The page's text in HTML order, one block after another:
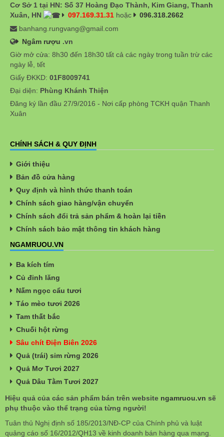
Cơ Sở 1 tại HN: Số 37 Hoàng Đạo Thành, Kim Giang, Thanh
Xuân, HN
097.169.31.31 hoặc
096.318.2662
banhang.rungvang@gmail.com
Ngâm rượu .vn
Giờ mở cửa: 8h30 đến 18h30 tất cả các ngày trong tuần trừ các
ngày lễ, tết
Giấy ĐKKD: 01F8009741
Đại diện: Phùng Khánh Thiện
Đăng ký lần đầu 27/9/2016 - Nơi cấp phòng TCKH quận Thanh
Xuân
CHÍNH SÁCH & QUY ĐỊNH
Giới thiệu
Bản đồ cửa hàng
Quy định và hình thức thanh toán
Chính sách giao hàng/vận chuyển
Chính sách đổi trả sản phẩm & hoàn lại tiền
Chính sách bảo mật thông tin khách hàng
NGAMRUOU.VN
Ba kích tím
Củ đinh lăng
Nấm ngọc cẩu tươi
Táo mèo tươi 2026
Tam thất bắc
Chuối hột rừng
Sâu chít Điện Biên 2026
Quả (trái) sim rừng 2026
Quả Mơ Tươi 2027
Quả Dâu Tằm Tươi 2027
Hiệu quả của các sản phẩm bán trên website ngamruou.vn sẽ
phụ thuộc vào thể trạng của từng người!
Tuân thủ Nghị định số 185/2013/NĐ-CP của Chính phủ và luật
quảng cáo số 16/2012/QH13 về kinh doanh bán hàng qua mạng.